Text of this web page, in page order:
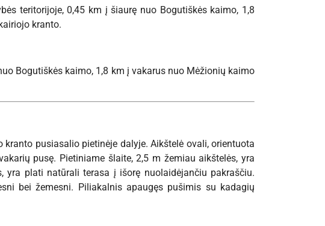
teritorijoje, 0,45 km į šiaurę nuo Bogutiškės kaimo, 1,8
kranto.
Bogutiškės kaimo, 1,8 km į vakarus nuo Mėžionių kaimo
kranto pusiasalio pietinėje dalyje. Aikštelė ovali, orientuota
pusę. Pietiniame šlaite, 2,5 m žemiau aikštelės, yra
plati natūrali terasa į išorę nuolaidėjančiu pakraščiu.
bei žemesni. Piliakalnis apaugęs pušimis su kadagių